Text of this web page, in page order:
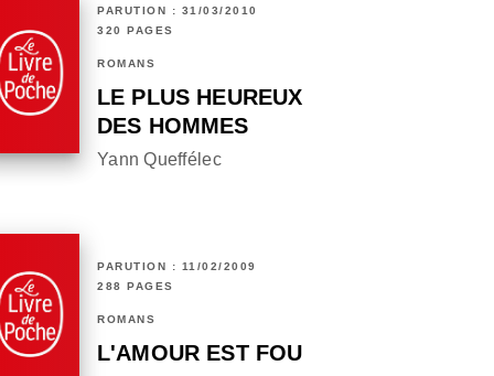
PARUTION : 31/03/2010
320 PAGES
ROMANS
LE PLUS HEUREUX
DES HOMMES
Yann Queffélec
PARUTION : 11/02/2009
288 PAGES
ROMANS
L'AMOUR EST FOU